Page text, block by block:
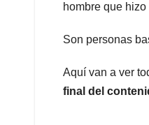
hombre que hizo
Son personas
Aquí van a ver
final del